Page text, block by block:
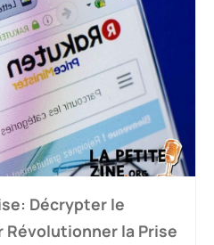
Décrypter le
Révolutionner la Prise